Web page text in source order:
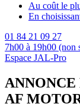
Au coût le
En
01 84 21 09 27
7h00 à 19h00 (non
Espace JAL-Pro
AF